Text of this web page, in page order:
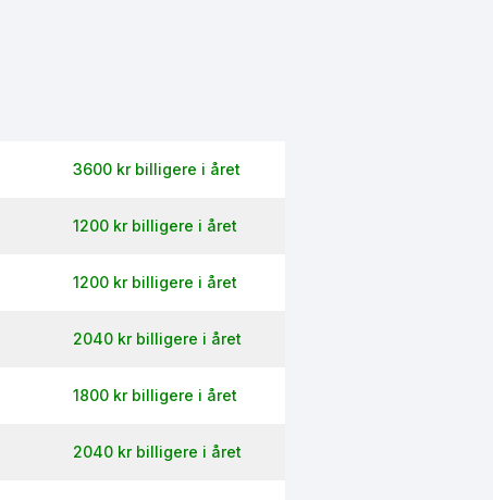
3600 kr billigere i året
1200 kr billigere i året
1200 kr billigere i året
2040 kr billigere i året
1800 kr billigere i året
2040 kr billigere i året